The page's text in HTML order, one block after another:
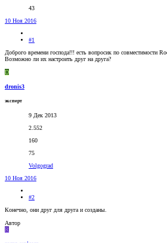
43
10 Ноя 2016
#1
Доброго времени господа!!! есть вопросик по совместимости
Возможно ли их настроить друг на друга?
D
dronis3
эксперт
9 Дек 2013
2.552
160
75
Volgograd
10 Ноя 2016
#2
Конечно, они друг для друга и созданы.
Автор
R